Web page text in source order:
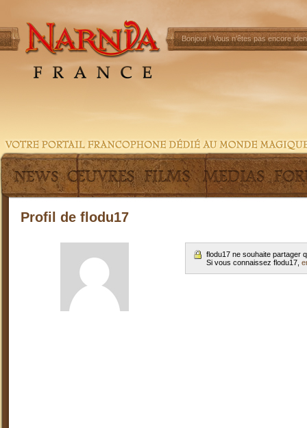
Bonjour !Vous n'êtes pas encore
Profil de flodu17
flodu17 ne souhaite partager
Si vous connaissez flodu17,